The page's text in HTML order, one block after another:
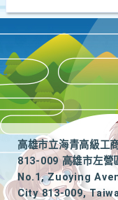
高雄市立海青高級工
813-009 高雄市左營
No.1, Zuoying
City 813-009,